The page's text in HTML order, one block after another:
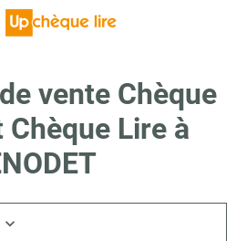
vente Chèque
Lire à